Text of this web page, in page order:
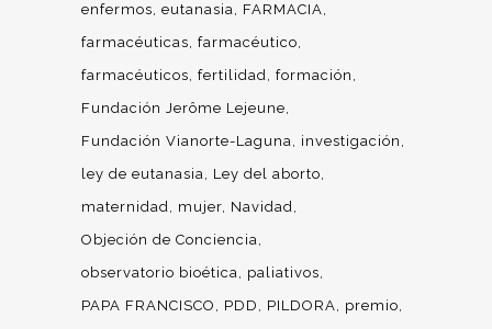
enfermos eutanasia
FARMACIA
farmacéuticas farmacéutico
farmacéuticos fertilidad formación
Fundación Jerôme Lejeune
Fundación Vianorte-Laguna
investigación
ley de eutanasia
Ley del aborto
maternidad
mujer Navidad
Objeción de Conciencia
observatorio bioética
paliativos
PAPA FRANCISCO
PDD PILDORA
premio